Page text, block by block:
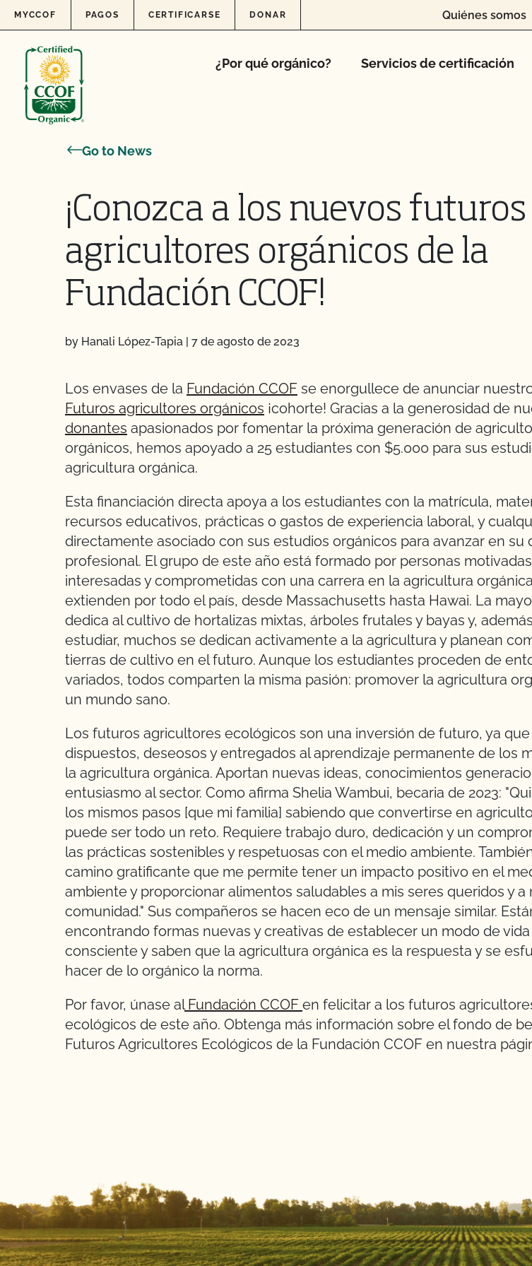
Skip to content
MYCCOF PAGOS CERTIFICARSE DONAR Quiénes somos
¿Por qué orgánico? Servicios de certificación
Go to News
¡Conozca a los nuevos futuros
agricultores orgánicos de la
Fundación CCOF!
by Hanali López-Tapia | 7 de agosto de 2023
Los envases de la Fundación CCOF se enorgullece de anunciar
Futuros agricultores orgánicos ¡cohorte! Gracias a la generosidad de
donantes apasionados por fomentar la próxima generación de
orgánicos, hemos apoyado a 25 estudiantes con $5.000 para sus
agricultura orgánica.
Esta financiación directa apoya a los estudiantes con la matrícula,
recursos educativos, prácticas o gastos de experiencia laboral, y
directamente asociado con sus estudios orgánicos para avanzar en su
profesional. El grupo de este año está formado por personas
interesadas y comprometidas con una carrera en la agricultura
extienden por todo el país, desde Massachusetts hasta Hawai. La
dedica al cultivo de hortalizas mixtas, árboles frutales y bayas y,
estudiar, muchos se dedican activamente a la agricultura y planean
tierras de cultivo en el futuro. Aunque los estudiantes proceden de
variados, todos comparten la misma pasión: promover la agricultura
un mundo sano.
Los futuros agricultores ecológicos son una inversión de futuro, ya
dispuestos, deseosos y entregados al aprendizaje permanente de los
la agricultura orgánica. Aportan nuevas ideas, conocimientos
entusiasmo al sector. Como afirma Shelia Wambui, becaria de 2023:
los mismos pasos [que mi familia] sabiendo que convertirse en
puede ser todo un reto. Requiere trabajo duro, dedicación y un
las prácticas sostenibles y respetuosas con el medio ambiente.
camino gratificante que me permite tener un impacto positivo en el
ambiente y proporcionar alimentos saludables a mis seres queridos y a
comunidad." Sus compañeros se hacen eco de un mensaje similar.
encontrando formas nuevas y creativas de establecer un modo de vida
consciente y saben que la agricultura orgánica es la respuesta y se
hacer de lo orgánico la norma.
Por favor, únase alFundación CCOF en felicitar a los futuros
ecológicos de este año. Obtenga más información sobre el fondo de
Futuros Agricultores Ecológicos de la Fundación CCOF en nuestra